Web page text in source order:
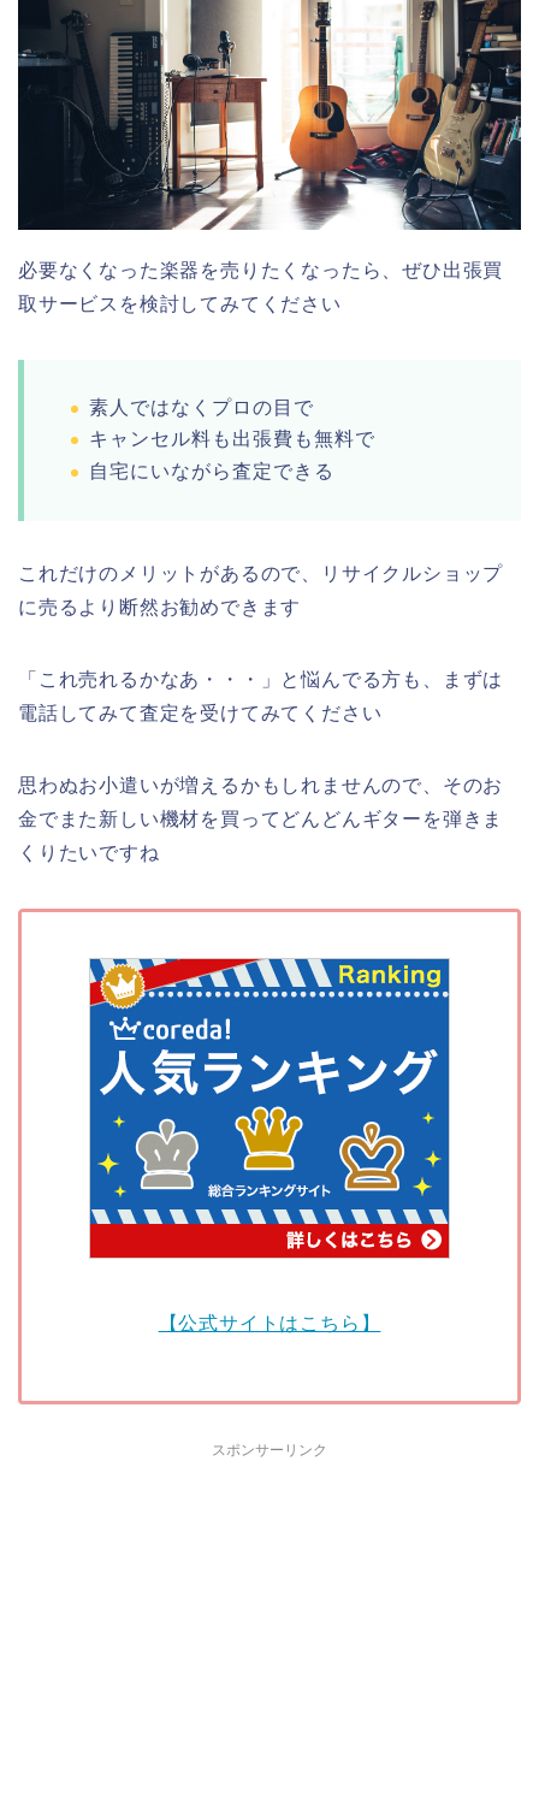
必要なくなった楽器を売りたくなったら、ぜひ出張買
取サービスを検討してみてください
素人ではなくプロの目で
キャンセル料も出張費も無料で
自宅にいながら査定できる
これだけのメリットがあるので、リサイクルショップ
に売るより断然お勧めできます
「これ売れるかなあ・・・」と悩んでる方も、まずは
電話してみて査定を受けてみてください
思わぬお小遣いが増えるかもしれませんので、そのお
金でまた新しい機材を買ってどんどんギターを弾きま
くりたいですね
【公式サイトはこちら】
スポンサーリンク